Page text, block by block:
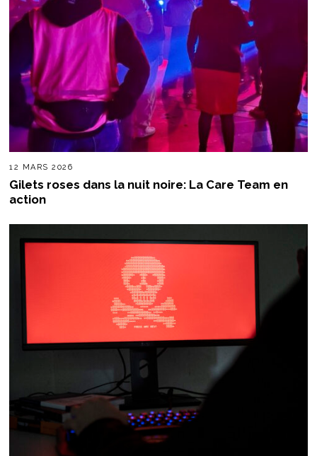
12 MARS 2026
Gilets roses dans la nuit noire: La Care Team en
action